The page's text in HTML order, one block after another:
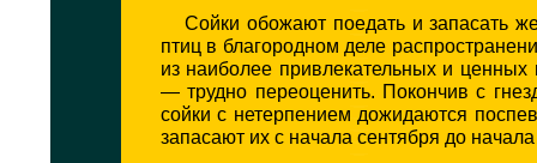
Сойки обожают поедать и запасать
птиц в благородном деле
из наиболее привлекательных и ценных
— трудно переоценить. Покончив с
сойки с нетерпением дожидаются
запасают их с начала сентября до